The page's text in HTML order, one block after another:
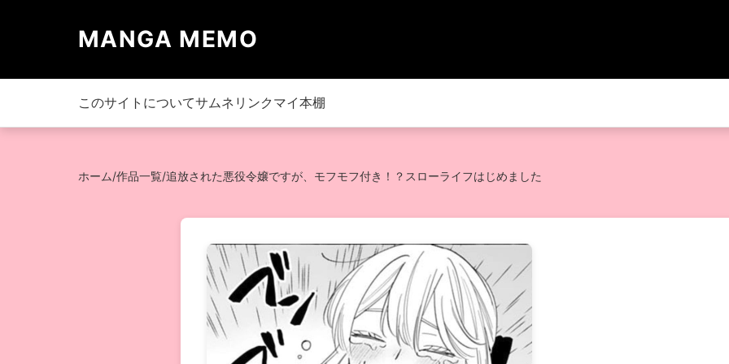
MANGA MEMO
このサイトについてサムネリンク マイ本棚
ホーム/作品一覧/追放された悪役令嬢ですが、モフモフ付き！？スローライフはじめました